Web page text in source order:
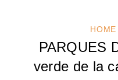
HOME
PARQUES
verde de la